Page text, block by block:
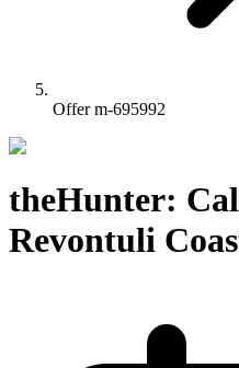
Offer m-695992
theHunter:
Revontuli